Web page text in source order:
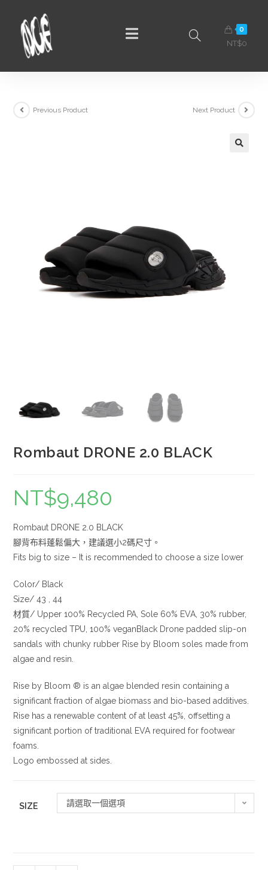
0
NT$0
Previous Product Next Product
Rombaut DRONE 2.0 BLACK
NT$9,480
Rombaut DRONE 2.0 BLACK
腳背布料蓬鬆偏大，建議選小2碼尺寸。
Fits big to size – It is recommended to choose a size lower
Color/ Black
Size/ 43 , 44
材質/ Upper 100% Recycled PA, Sole 60% EVA, 30% rubber,
20% recycled TPU, 100% veganBlack Drone padded slip-on
sandals with chunky rubber Rise by Bloom soles made from
algae and resin.
Rise by Bloom ® is an algae blended resin containing a
significant fraction of algae biomass and bio-based additives.
Rise has a renewable content of at least 45%, offsetting a
significant portion of traditional EVA required for footwear
foams.
Logo embossed at sides.
SIZE 請選取一個選項